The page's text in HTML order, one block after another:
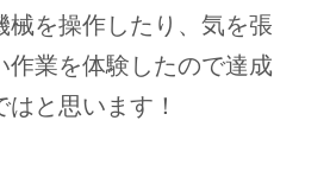
械を操作したり、気を張
作業を体験したので達成
と思います！